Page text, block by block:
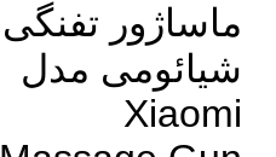
ماساژور تفنگی
شیائومی مدل
Xiaomi